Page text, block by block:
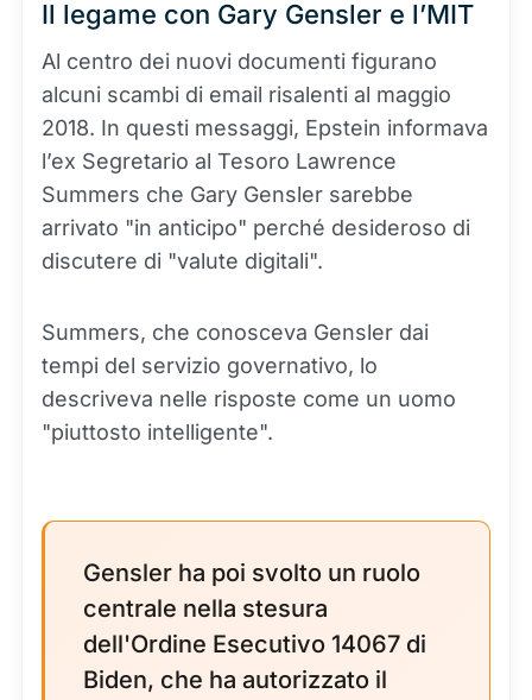
Il legame con Gary Gensler e l’MIT
Al centro dei nuovi documenti figurano
alcuni scambi di email risalenti al maggio
2018. In questi messaggi, Epstein informava
l’ex Segretario al Tesoro Lawrence
Summers che Gary Gensler sarebbe
arrivato "in anticipo" perché desideroso di
discutere di "valute digitali".
Summers, che conosceva Gensler dai
tempi del servizio governativo, lo
descriveva nelle risposte come un uomo
"piuttosto intelligente".
Gensler ha poi svolto un ruolo
centrale nella stesura
dell'Ordine Esecutivo 14067 di
Biden, che ha autorizzato il